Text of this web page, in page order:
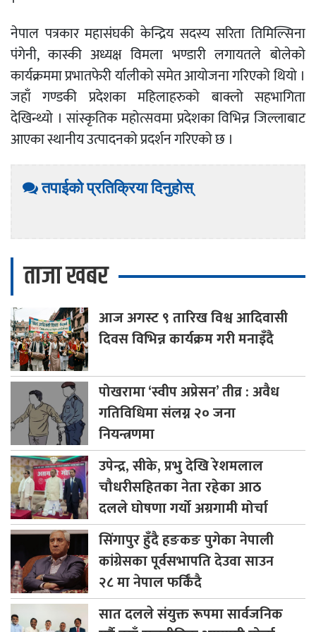
नेपाल पत्रकार महासंघकी केन्द्रिय सदस्य सरिता तिमिल्सिना
पंगेनी, कास्की अध्यक्ष विमला भण्डारी लगायतले बोलेको
कार्यक्रममा प्रभातफेरी र्यालीको समेत आयोजना गरिएको थियो ।
जहाँ गण्डकी प्रदेशका महिलाहरुको बाक्लो सहभागिता
देखिन्थ्यो । सांस्कृतिक महोत्सवमा प्रदेशका विभिन्न जिल्लाबाट
आएका स्थानीय उत्पादनको प्रदर्शन गरिएको छ ।
तपाईको प्रतिक्रिया दिनुहोस्
ताजा खबर
आजअगस्ट ९ तारिख विश्व आदिवासी
दिवस विभिन्न कार्यक्रम गरी मनाइँदै
पोखरामा‘स्वीप अप्रेसन’ तीव्र : अवैध
गतिविधिमा संलग्न २० जना
नियन्त्रणमा
उपेन्द्र,सीके, प्रभु देखि रेशमलाल
चौधरीसहितका नेता रहेका आठ
दलले घोषणा गर्यो अग्रगामी मोर्चा
सिंगापुरहुँदै हङकङ पुगेका नेपाली
कांग्रेसका पूर्वसभापति देउवा साउन
२८ मा नेपाल फर्किँदै
सातदलले संयुक्त रूपमा सार्वजनिक